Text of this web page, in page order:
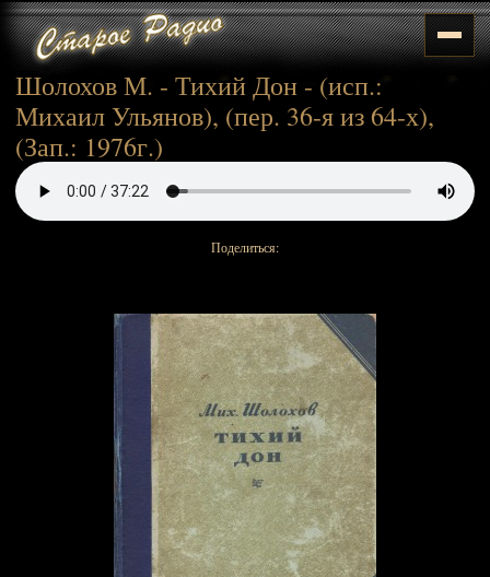
Шолохов М. - Тихий Дон - (исп.:
Михаил Ульянов), (пер. 36-я из 64-х),
(Зап.: 1976г.)
Поделиться: